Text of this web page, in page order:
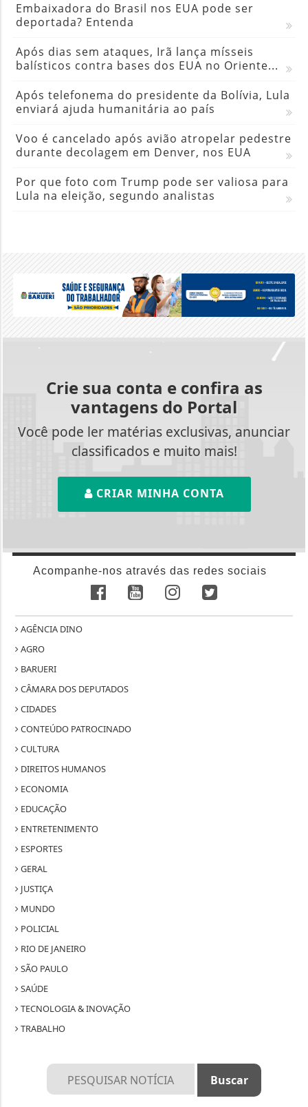
Embaixadora do Brasil nos EUA pode ser
deportada? Entenda
Após dias sem ataques, Irã lança mísseis
balísticos contra bases dos EUA no Oriente...
Após telefonema do presidente da Bolívia, Lula
enviará ajuda humanitária ao país
Voo é cancelado após avião atropelar pedestre
durante decolagem em Denver, nos EUA
Por que foto com Trump pode ser valiosa para
Lula na eleição, segundo analistas
Crie sua conta e confira as
vantagens do Portal
Você pode ler matérias exclusivas, anunciar
classificados e muito mais!
CRIAR MINHA CONTA
Acompanhe-nos através das redes sociais
AGÊNCIA DINO
AGRO
BARUERI
CÂMARA DOS DEPUTADOS
CIDADES
CONTEÚDO PATROCINADO
CULTURA
DIREITOS HUMANOS
ECONOMIA
EDUCAÇÃO
ENTRETENIMENTO
ESPORTES
GERAL
JUSTIÇA
MUNDO
POLICIAL
RIO DE JANEIRO
SÃO PAULO
SAÚDE
TECNOLOGIA & INOVAÇÃO
TRABALHO